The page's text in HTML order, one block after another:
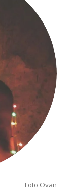
Foto Ovan